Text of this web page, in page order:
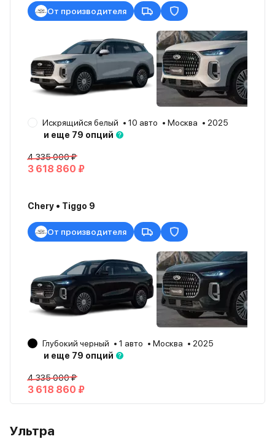
От производителя
Искрящийся белый 10 авто Москва
2025
и еще 79 опций
4 335 000 ₽
3 618 860 ₽
Chery • Tiggo 9
От производителя
Глубокий черный 1 авто Москва
2025
и еще 79 опций
4 335 000 ₽
3 618 860 ₽
Ультра